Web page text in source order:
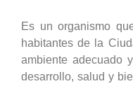
Es un organismo
habitantes de la
ambiente adecuado
desarrollo, salud y